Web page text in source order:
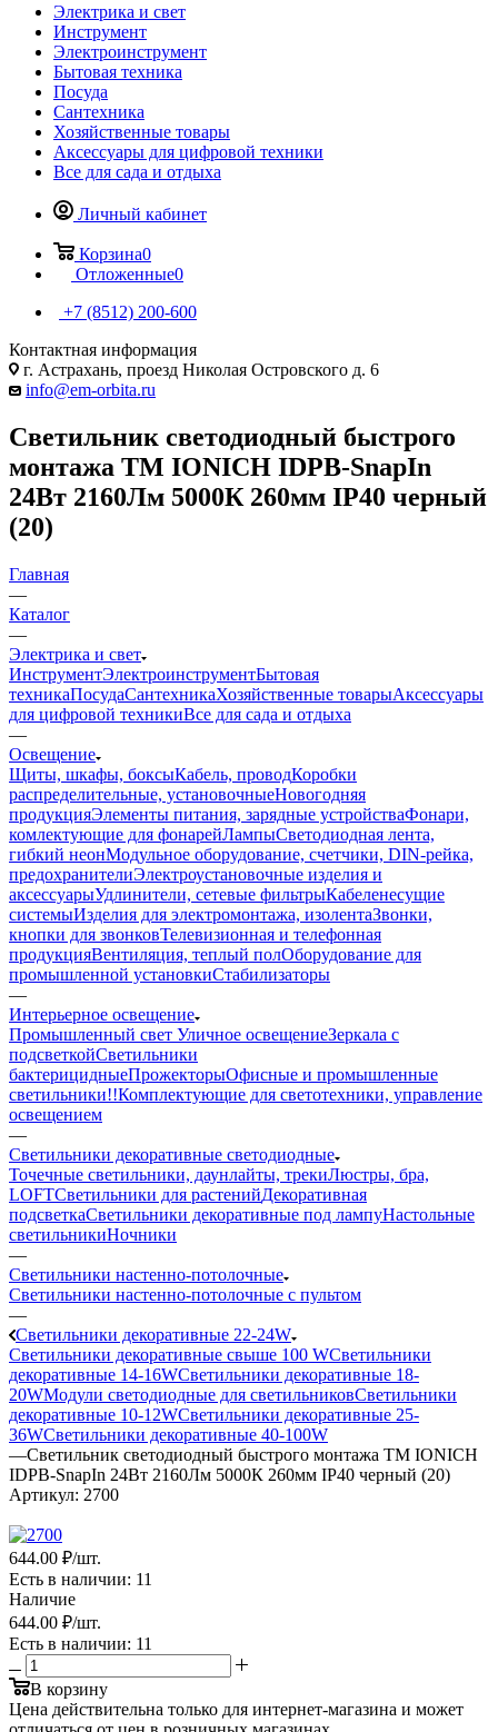
Электрика и свет
Инструмент
Электроинструмент
Бытовая техника
Посуда
Сантехника
Хозяйственные товары
Аксессуары для цифровой техники
Все для сада и отдыха
Личный кабинет
Корзина0
Отложенные0
+7 (8512) 200-600
Контактная информация
г. Астрахань, проезд Николая Островского д. 6
info@em-orbita.ru
Светильник светодиодный быстрого
монтажа ТМ IONICH IDPB-SnapIn
24Вт 2160Лм 5000К 260мм IP40 черный
(20)
Главная
—
Каталог
—
Электрика и свет
ИнструментЭлектроинструментБытовая
техникаПосудаСантехникаХозяйственные товарыАксессуары
для цифровой техникиВсе для сада и отдыха
—
Освещение
Щиты, шкафы, боксыКабель, проводКоробки
распределительные, установочныеНовогодняя
продукцияЭлементы питания, зарядные устройстваФонари,
комлектующие для фонарейЛампыСветодиодная лента,
гибкий неонМодульное оборудование, счетчики, DIN-рейка,
предохранителиЭлектроустановочные изделия и
аксессуарыУдлинители, сетевые фильтрыКабеленесущие
системыИзделия для электромонтажа, изолентаЗвонки,
кнопки для звонковТелевизионная и телефонная
продукцияВентиляция, теплый полОборудование для
промышленной установкиСтабилизаторы
—
Интерьерное освещение
Промышленный свет Уличное освещениеЗеркала с
подсветкойСветильники
бактерицидныеПрожекторыОфисные и промышленные
светильники!!Комплектующие для светотехники, управление
освещением
—
Светильники декоративные светодиодные
Точечные светильники, даунлайты, трекиЛюстры, бра,
LOFTСветильники для растенийДекоративная
подсветкаСветильники декоративные под лампуНастольные
светильникиНочники
—
Светильники настенно-потолочные
Светильники настенно-потолочные с пультом
—
Светильники декоративные 22-24W
Светильники декоративные свыше 100 WСветильники
декоративные 14-16WСветильники декоративные 18-
20WМодули светодиодные для светильниковСветильники
декоративные 10-12WСветильники декоративные 25-
36WСветильники декоративные 40-100W
—Светильник светодиодный быстрого монтажа ТМ IONICH
IDPB-SnapIn 24Вт 2160Лм 5000К 260мм IP40 черный (20)
Артикул: 2700
644.00 ₽/шт.
Есть в наличии: 11
Наличие
644.00 ₽/шт.
Есть в наличии: 11
В корзину
Цена действительна только для интернет-магазина и может